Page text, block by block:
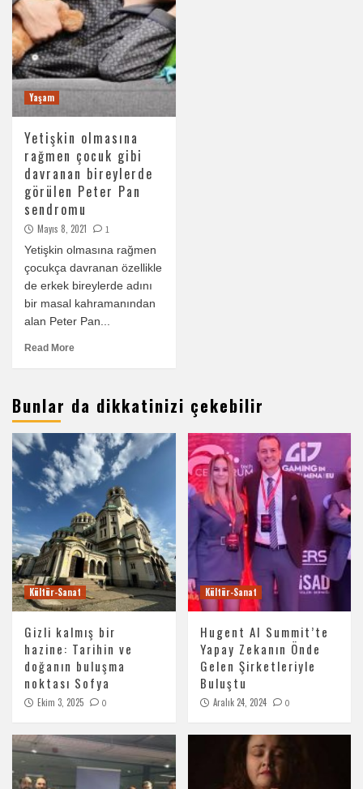
Yaşam
Yetişkin olmasına
rağmen çocuk gibi
davranan bireylerde
görülen Peter Pan
sendromu
Mayıs 8, 2021 1
Yetişkin olmasına rağmen
çocukça davranan özellikle
de erkek bireylerde adını
bir masal kahramanından
alan Peter Pan...
Read More
Bunlar da dikkatinizi çekebilir
Kültür-Sanat
Gizli kalmış bir
hazine: Tarihin ve
doğanın buluşma
noktası Sofya
Ekim 3, 2025 0
Kültür-Sanat
Hugent AI Summit’te
Yapay Zekanın Önde
Gelen Şirketleriyle
Buluştu
Aralık 24, 2024 0